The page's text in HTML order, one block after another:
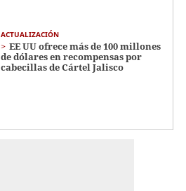
ACTUALIZACIÓN
EE UU ofrece más de 100 millones
de dólares en recompensas por
cabecillas de Cártel Jalisco